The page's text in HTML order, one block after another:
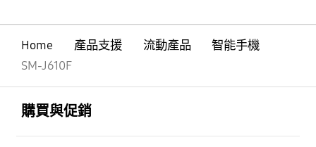
Home 產品支援 流動產品
智能手機
SM-J610F
購買與促銷